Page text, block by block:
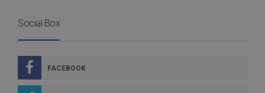
Social Box
FACEBOOK